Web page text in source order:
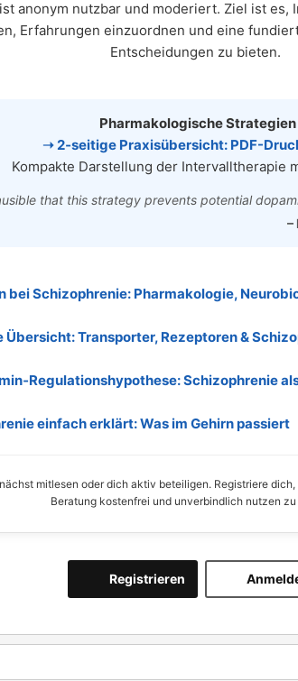
anonym nutzbar und moderiert. Ziel ist es,
Erfahrungen einzuordnen und eine
Entscheidungen zu bieten.
Pharmakologische Strategien
➝ 2‑seitige Praxisübersicht: PDF-
Kompakte Darstellung der Intervalltherapie
that this strategy prevents potential
–
bei Schizophrenie: Pharmakologie,
Übersicht: Transporter, Rezeptoren &
Schizophrenie
einfach erklärt: Was im Gehirn passiert
mitlesen oder dich aktiv beteiligen. Registriere
Beratung kostenfrei und unverbindlich nutzen
Registrieren